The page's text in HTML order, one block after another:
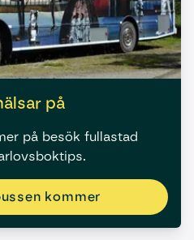
på
på besök fullastad
kommer